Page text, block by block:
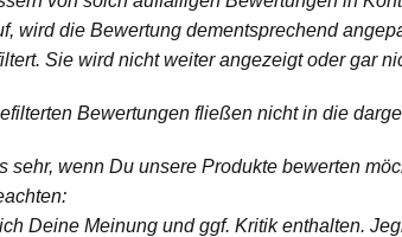
wird die Bewertung dementsprechend
Sie wird nicht weiter angezeigt oder gar
Bewertungen fließen nicht in die
sehr, wenn Du unsere Produkte bewerten
Deine Meinung und ggf. Kritik enthalten.